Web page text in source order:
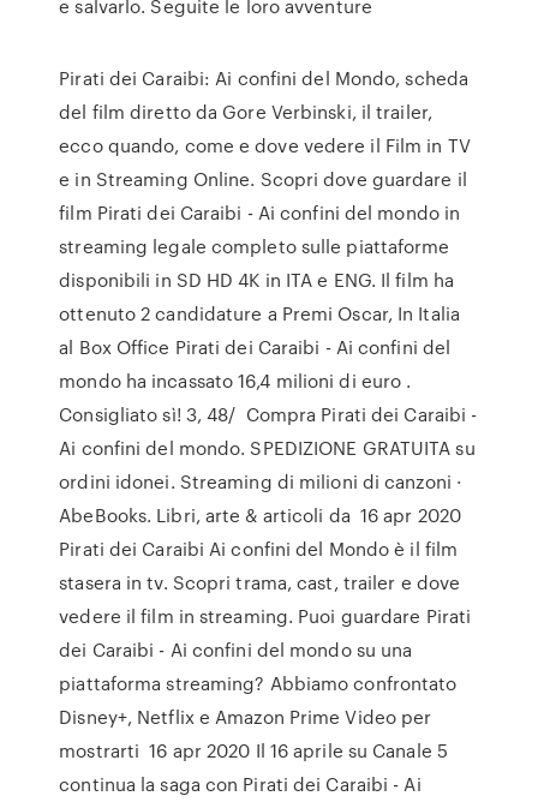
e salvarlo. Seguite le loro avventure
Pirati dei Caraibi: Ai confini del Mondo, scheda
del film diretto da Gore Verbinski, il trailer,
ecco quando, come e dove vedere il Film in TV
e in Streaming Online. Scopri dove guardare il
film Pirati dei Caraibi - Ai confini del mondo in
streaming legale completo sulle piattaforme
disponibili in SD HD 4K in ITA e ENG. Il film ha
ottenuto 2 candidature a Premi Oscar, In Italia
al Box Office Pirati dei Caraibi - Ai confini del
mondo ha incassato 16,4 milioni di euro .
Consigliato sì! 3, 48/ Compra Pirati dei Caraibi -
Ai confini del mondo. SPEDIZIONE GRATUITA su
ordini idonei. Streaming di milioni di canzoni ·
AbeBooks. Libri, arte & articoli da 16 apr 2020
Pirati dei Caraibi Ai confini del Mondo è il film
stasera in tv. Scopri trama, cast, trailer e dove
vedere il film in streaming. Puoi guardare Pirati
dei Caraibi - Ai confini del mondo su una
piattaforma streaming? Abbiamo confrontato
Disney+, Netflix e Amazon Prime Video per
mostrarti 16 apr 2020 Il 16 aprile su Canale 5
continua la saga con Pirati dei Caraibi - Ai